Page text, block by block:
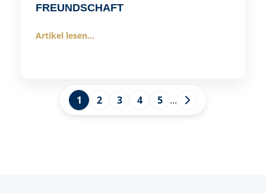
FREUNDSCHAFT
Artikel lesen...
1 2 3 4 5 ...